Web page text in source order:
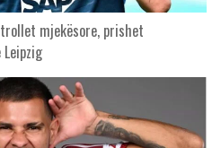
mjekësore, prishet